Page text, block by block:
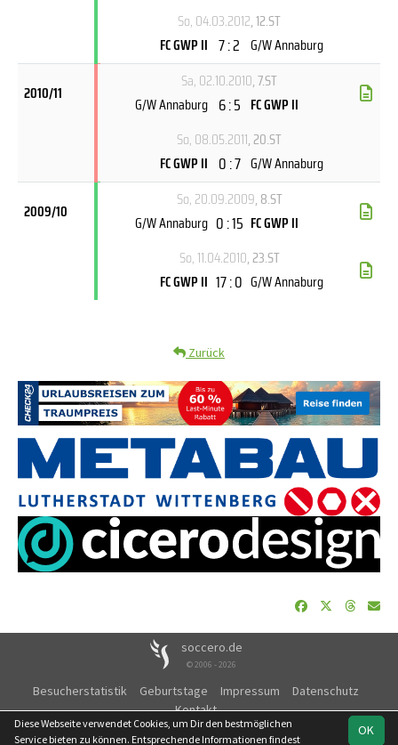
So, 04.03.2012, 12.ST
FC GWP II 7 : 2 G/W Annaburg
2010/11
Sa, 02.10.2010, 7.ST
G/W Annaburg 6 : 5 FC GWP II
So, 08.05.2011, 20.ST
FC GWP II 0 : 7 G/W Annaburg
2009/10
So, 20.09.2009, 8.ST
G/W Annaburg 0 : 15 FC GWP II
So, 11.04.2010, 23.ST
FC GWP II 17 : 0 G/W Annaburg
Zurück
soccero.de
© 2006 - 2026
Besucherstatistik Geburtstage Impressum
Datenschutz
Kontakt
OK
Diese Webseite verwendet Cookies, um Dir den bestmöglichen
Service bieten zu können. Entsprechende Informationen findest